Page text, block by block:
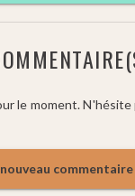
le moment. N'hésite
commentaire